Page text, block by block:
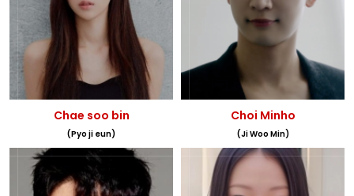
Chae soo bin
(Pyo ji eun)
Choi Minho
(Ji Woo Min)